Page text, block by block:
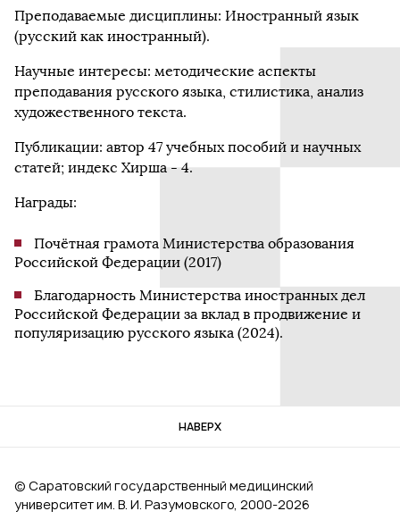
Преподаваемые дисциплины: Иностранный язык
(русский как иностранный).
Научные интересы: методические аспекты
преподавания русского языка, стилистика, анализ
художественного текста.
Публикации: автор 47 учебных пособий и научных
статей; индекс Хирша - 4.
Награды:
Почётная грамота Министерства образования
Российской Федерации (2017)
Благодарность Министерства иностранных дел
Российской Федерации за вклад в продвижение и
популяризацию русского языка (2024).
НАВЕРХ
© Саратовский государственный медицинский
университет им. В. И. Разумовского, 2000‑2026